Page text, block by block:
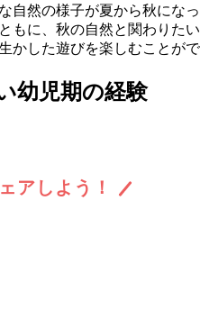
自然の様子が夏から秋になっ
もに、秋の自然と関わりたい
かした遊びを楽しむことがで
幼児期の経験
アしよう！